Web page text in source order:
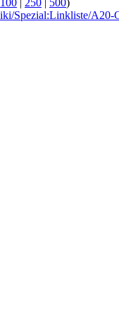
100 | 250 | 500)
Spezial:Linkliste/A20-